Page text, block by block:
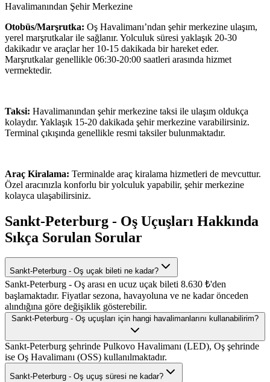
Havalimanından Şehir Merkezine
Otobüs/Marşrutka: Oş Havalimanı’ndan şehir merkezine ulaşım,
yerel marşrutkalar ile sağlanır. Yolculuk süresi yaklaşık 20-30
dakikadır ve araçlar her 10-15 dakikada bir hareket eder.
Marşrutkalar genellikle 06:30-20:00 saatleri arasında hizmet
vermektedir.
Taksi: Havalimanından şehir merkezine taksi ile ulaşım oldukça
kolaydır. Yaklaşık 15-20 dakikada şehir merkezine varabilirsiniz.
Terminal çıkışında genellikle resmi taksiler bulunmaktadır.
Araç Kiralama: Terminalde araç kiralama hizmetleri de mevcuttur.
Özel aracınızla konforlu bir yolculuk yapabilir, şehir merkezine
kolayca ulaşabilirsiniz.
Sankt-Peterburg - Oş Uçuşları Hakkında
Sıkça Sorulan Sorular
Sankt-Peterburg - Oş uçak bileti ne kadar?
Sankt-Peterburg - Oş arası en ucuz uçak bileti 8.630 ₺'den
başlamaktadır. Fiyatlar sezona, havayoluna ve ne kadar önceden
alındığına göre değişiklik gösterebilir.
Sankt-Peterburg - Oş uçuşları için hangi havalimanlarını kullanabilirim?
Sankt-Peterburg şehrinde Pulkovo Havalimanı (LED), Oş şehrinde
ise Oş Havalimanı (OSS) kullanılmaktadır.
Sankt-Peterburg - Oş uçuş süresi ne kadar?